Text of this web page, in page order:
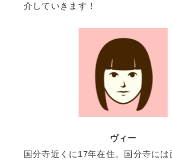
介していきます！
ヴィー
国分寺近くに17年在住。国分寺には